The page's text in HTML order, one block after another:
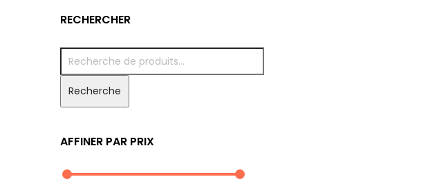
RECHERCHER
Recherche
AFFINER PAR PRIX